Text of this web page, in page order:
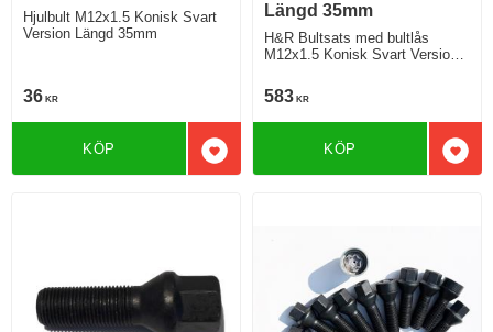
Hjulbult M12x1.5 Konisk Svart
Version Längd 35mm
36 KR
Lägg till i favoriter
KÖP
Längd 35mm
H&R Bultsats med bultlås
M12x1.5 Konisk Svart Version
583 KR
KÖP